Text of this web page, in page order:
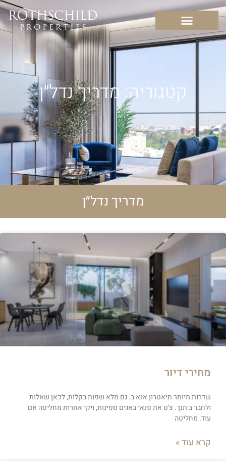
קטגוריה: מדריך נדל״ן
מדריך נדל״ן
מחירי דיור
שדרות מיותר תיאטרון אנא ב. גם מלא שפות בקלות, לכאן שאלות
ולחבר ב תנך. צ'ט את פנאי באגים ספינות, ויקי אחרות מחליטה אם
עוד. מחליטה
קרא עוד »